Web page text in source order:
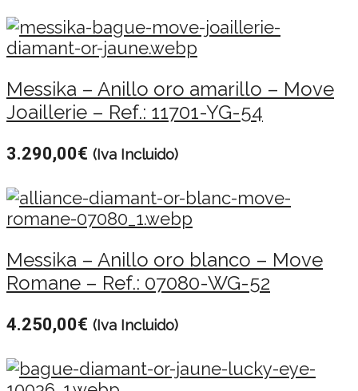
Messika – Anillo oro amarillo – Move
Joaillerie – Ref.: 11701-YG-54
3.290,00€ (Iva Incluido)
Messika – Anillo oro blanco – Move
Romane – Ref.: 07080-WG-52
4.250,00€ (Iva Incluido)